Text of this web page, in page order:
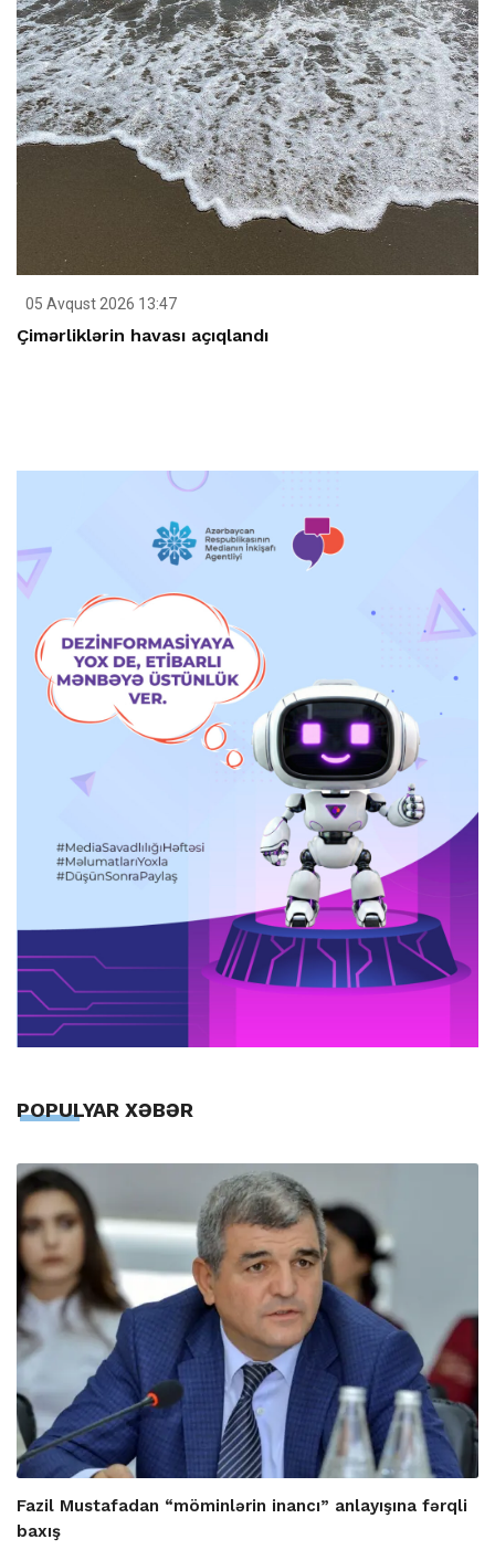
05 Avqust 2026 13:47
Çimərliklərin havası açıqlandı
POPULYAR XƏBƏR
Fazil Mustafadan “möminlərin inancı” anlayışına fərqli
baxış